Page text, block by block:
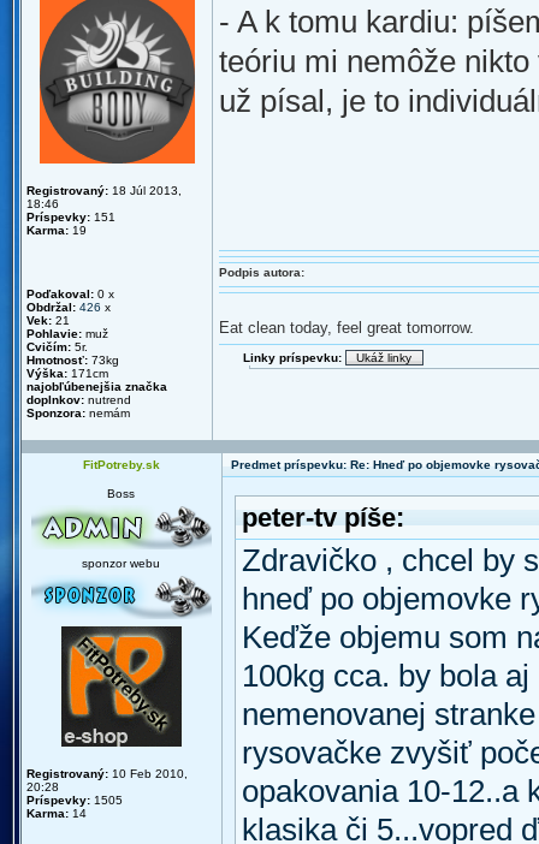
Registrovaný: 18 Júl 2013,
18:46
Príspevky: 151
Karma: 19
Poďakoval: 0 x
Obdržal: 426 x
Vek: 21
Pohlavie: muž
Cvičím: 5r.
Hmotnosť: 73kg
Výška: 171cm
najobľúbenejšia značka
doplnkov: nutrend
Sponzora: nemám
- A k tomu kardiu:
teóriu mi nemôže
už písal, je to
Podpis autora:
Eat clean today, feel great tomorrow.
Linky príspevku:
FitPotreby.sk Predmet príspevku: Re: Hneď po objemovke
Boss
sponzor webu
Registrovaný: 10 Feb 2010,
20:28
Príspevky: 1505
Karma: 14
peter-tv píše:
Zdravičko , chcel by
hneď po objemovke
Keďže objemu som
100kg cca. by bola
nemenovanej
rysovačke zvyšiť
opakovania 10-12..a
klasika či 5...vopred